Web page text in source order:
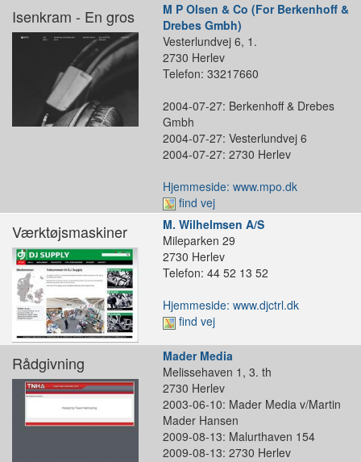
Isenkram - En gros
M P Olsen & Co (For Berkenhoff &
Drebes Gmbh)
Vesterlundvej 6, 1.
2730 Herlev
Telefon: 33217660
2004-07-27: Berkenhoff & Drebes
Gmbh
2004-07-27: Vesterlundvej 6
2004-07-27: 2730 Herlev
Hjemmeside: www.mpo.dk
find vej
Værktøjsmaskiner
M. Wilhelmsen A/S
Mileparken 29
2730 Herlev
Telefon: 44 52 13 52
Hjemmeside: www.djctrl.dk
find vej
Rådgivning
Mader Media
Melissehaven 1, 3. th
2730 Herlev
2003-06-10: Mader Media v/Martin
Mader Hansen
2009-08-13: Malurthaven 154
2009-08-13: 2730 Herlev